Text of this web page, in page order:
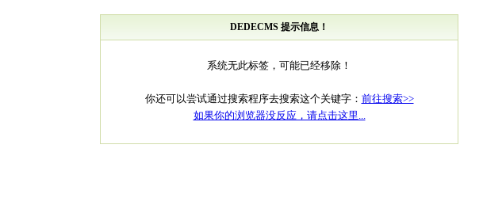
DEDECMS 提示信息！
系统无此标签，可能已经移除！
你还可以尝试通过搜索程序去搜索这个关键字： 前往搜索>>
如果你的浏览器没反应，请点击这里...